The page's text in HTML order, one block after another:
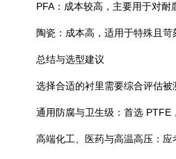
‌PFA‌：成本较高，主要用于对
陶瓷‌：成本高，适用于特殊且苛
总结与选型建议
选择合适的衬里需要综合评估
通用防腐与卫生级‌：首选 ‌PTFE‌
高端化工、医药与高温高压‌：